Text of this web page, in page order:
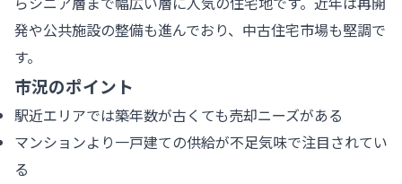
発や公共施設の整備も進んでおり、中古住宅市場も堅調で
す。
市況のポイント
駅近エリアでは築年数が古くても売却ニーズがある
マンションより一戸建ての供給が不足気味で注目されてい
る